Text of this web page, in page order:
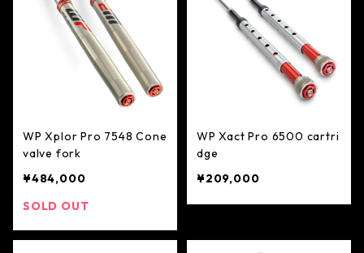
WP Xplor Pro 7548 Cone
valve fork
¥484,000
SOLD OUT
WP Xact Pro 6500 cartri
dge
¥209,000